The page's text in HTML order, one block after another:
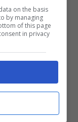
bianco e
on the basis
by managing
of this page
in privacy